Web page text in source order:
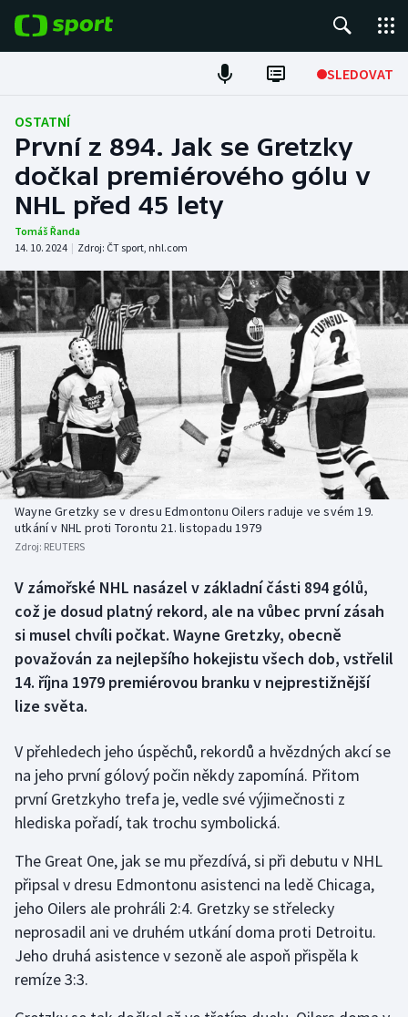
SLEDOVAT
Fotbal
Hokej
Tenis
Atletika
Cyklistika
DALŠÍ SPORTY
Americký fotbal
Baseball a softbal
Basketbal
Biatlon
Boby a skeleton
Box
Curling
Dostihy
Futsal
Golf
Gymnastika
Házená
Jezdectví
Judo
NEPŘEHLÉDNĚTE
Soutěže
Historické návraty
Aplikace ČT sport
AZ kvíz
OSTATNÍ
První z 894. Jak se Gretzky
dočkal premiérového gólu v
NHL před 45 lety
Tomáš Řanda
14. 10. 2024 | Zdroj: ČT sport, nhl.com
Wayne Gretzky se v dresu Edmontonu Oilers raduje ve svém 19.
utkání v NHL proti Torontu 21. listopadu 1979
Zdroj: REUTERS
V zámořské NHL nasázel v základní části 894 gólů,
což je dosud platný rekord, ale na vůbec první zásah
si musel chvíli počkat. Wayne Gretzky, obecně
považován za nejlepšího hokejistu všech dob, vstřelil
14. října 1979 premiérovou branku v nejprestižnější
lize světa.
V přehledech jeho úspěchů, rekordů a hvězdných akcí se
na jeho první gólový počin někdy zapomíná. Přitom
první Gretzkyho trefa je, vedle své výjimečnosti z
hlediska pořadí, tak trochu symbolická.
The Great One, jak se mu přezdívá, si při debutu v NHL
připsal v dresu Edmontonu asistenci na ledě Chicaga,
jeho Oilers ale prohráli 2:4. Gretzky se střelecky
neprosadil ani ve druhém utkání doma proti Detroitu.
Jeho druhá asistence v sezoně ale aspoň přispěla k
remíze 3:3.